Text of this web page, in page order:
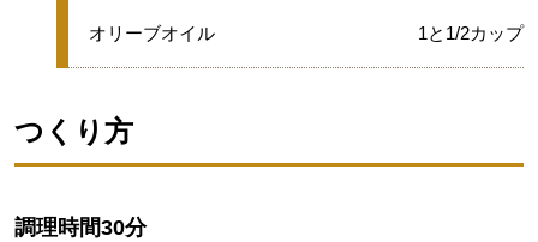
★
オリーブオイル 1と1/2カップ
つくり方
調理時間30分